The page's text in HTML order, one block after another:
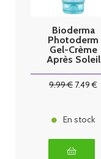
Bioderma
Photoderm
Gel-Crème
Après Soleil
9.99€ 7.49 €
En stock